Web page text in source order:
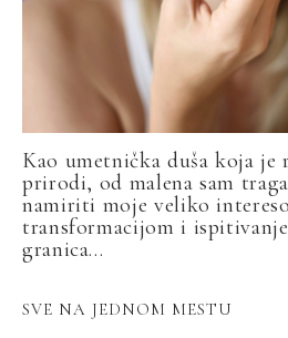
Kao umetnička duša koja je
prirodi, od malena sam
namiriti moje veliko
transformacijom i
granica...
SVE NA JEDNOM MESTU